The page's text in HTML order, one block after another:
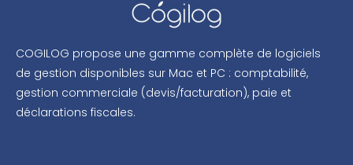
COGILOG propose une gamme complète de logiciels
de gestion disponibles sur Mac et PC : comptabilité,
gestion commerciale (devis/facturation), paie et
déclarations fiscales.